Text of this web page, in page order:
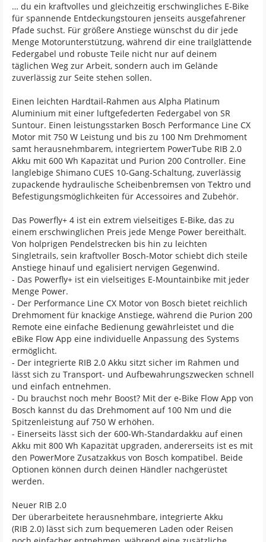
… du ein kraftvolles und gleichzeitig erschwingliches E-Bike
für spannende Entdeckungstouren jenseits ausgefahrener
Pfade suchst. Für größere Anstiege wünschst du dir jede
Menge Motorunterstützung, während dir eine trailglättende
Federgabel und robuste Teile nicht nur auf deinem
täglichen Weg zur Arbeit, sondern auch im Gelände
zuverlässig zur Seite stehen sollen.
Einen leichten Hardtail-Rahmen aus Alpha Platinum
Aluminium mit einer luftgefederten Federgabel von SR
Suntour. Einen leistungsstarken Bosch Performance Line CX
Motor mit 750 W Leistung und bis zu 100 Nm Drehmoment
samt herausnehmbarem, integriertem PowerTube RIB 2.0
Akku mit 600 Wh Kapazität und Purion 200 Controller. Eine
langlebige Shimano CUES 10-Gang-Schaltung, zuverlässig
zupackende hydraulische Scheibenbremsen von Tektro und
Befestigungsmöglichkeiten für Accessoires and Zubehör.
Das Powerfly+ 4 ist ein extrem vielseitiges E-Bike, das zu
einem erschwinglichen Preis jede Menge Power bereithält.
Von holprigen Pendelstrecken bis hin zu leichten
Singletrails, sein kraftvoller Bosch-Motor schiebt dich steile
Anstiege hinauf und egalisiert nervigen Gegenwind.
- Das Powerfly+ ist ein vielseitiges E-Mountainbike mit jeder
Menge Power.
- Der Performance Line CX Motor von Bosch bietet reichlich
Drehmoment für knackige Anstiege, während die Purion 200
Remote eine einfache Bedienung gewährleistet und die
eBike Flow App eine individuelle Anpassung des Systems
ermöglicht.
- Der integrierte RIB 2.0 Akku sitzt sicher im Rahmen und
lässt sich zu Transport- und Aufbewahrungszwecken schnell
und einfach entnehmen.
- Du brauchst noch mehr Boost? Mit der e-Bike Flow App von
Bosch kannst du das Drehmoment auf 100 Nm und die
Spitzenleistung auf 750 W erhöhen.
- Einerseits lässt sich der 600-Wh-Standardakku auf einen
Akku mit 800 Wh Kapazität upgraden, andererseits ist es mit
den PowerMore Zusatzakkus von Bosch kompatibel. Beide
Optionen können durch deinen Händler nachgerüstet
werden.
Neuer RIB 2.0
Der überarbeitete herausnehmbare, integrierte Akku
(RIB 2.0) lässt sich zum bequemeren Laden oder Reisen